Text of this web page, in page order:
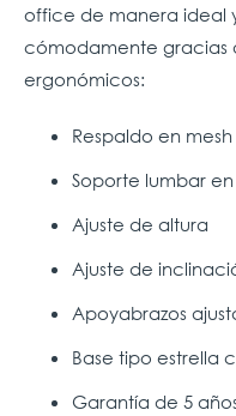
office de manera ideal
cómodamente gracias
ergonómicos:
Respaldo en mesh
Soporte lumbar
Ajuste de altura
Ajuste de
Apoyabrazos
Base tipo estrella
Garantía de 5